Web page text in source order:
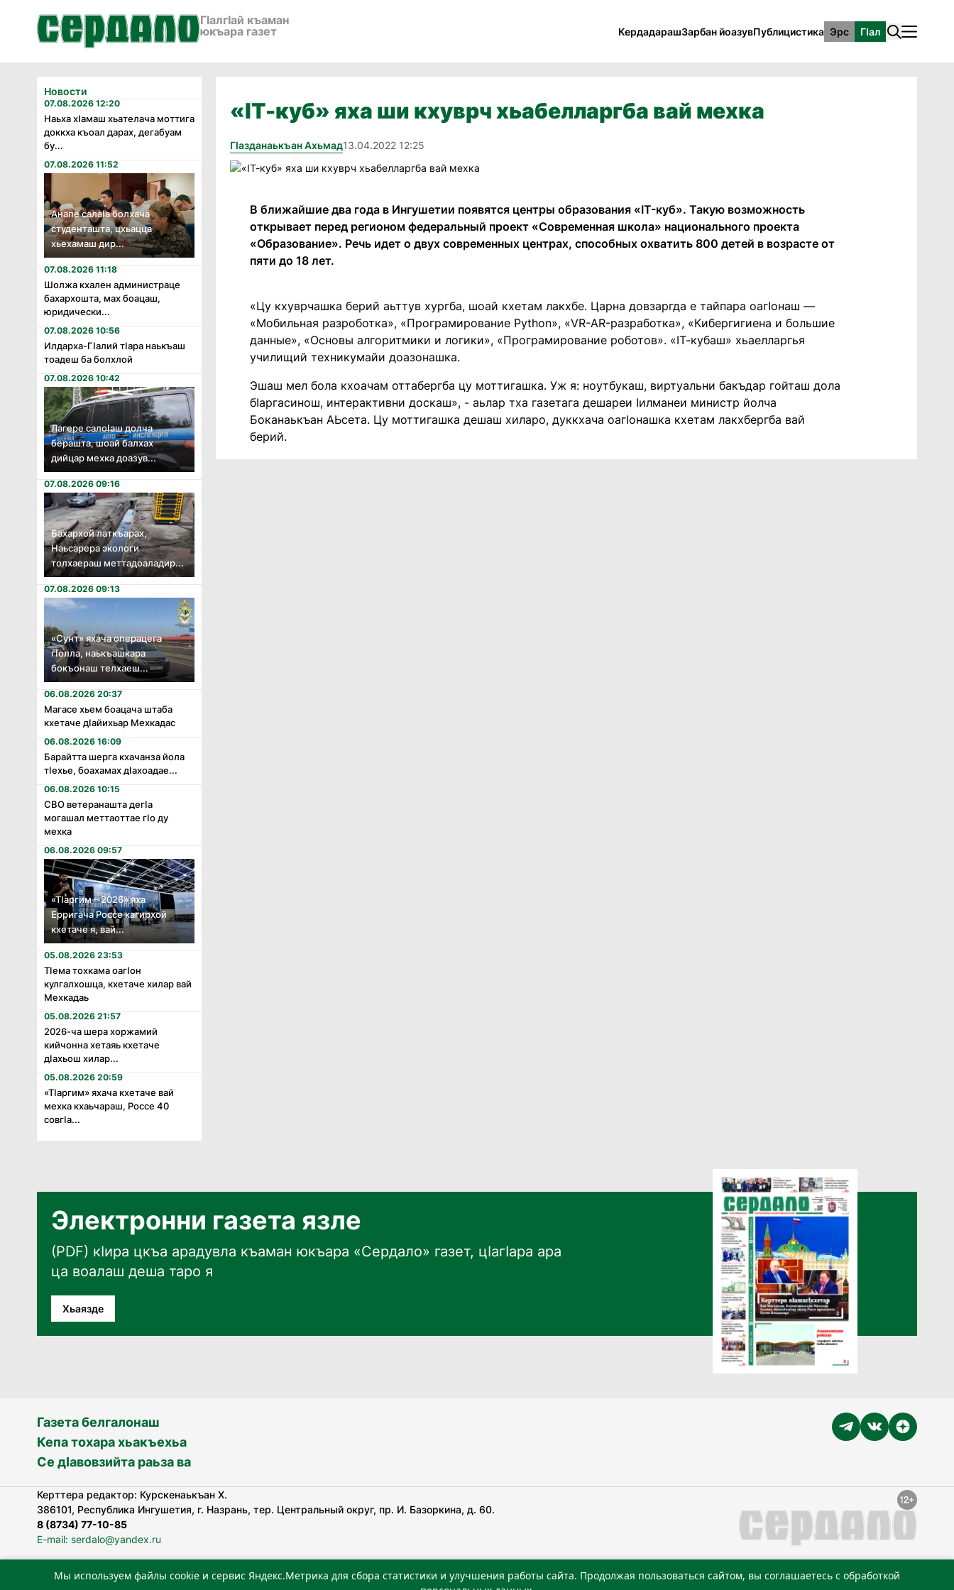
ГӀалгӀай къаман
юкъара газет
КердадарашЗарбан йоазувПублицистика Эрс ГӀал
Новости
07.08.2026 12:20
Наьха хӏамаш хьателача моттига
доккха къоал дарах, дегабуам
бу...
07.08.2026 11:52
Анапе салаӏа болхача
студенташта, цхьацца
хьехамаш дир...
07.08.2026 11:18
Шолжа кхален администраце
бахархошта, мах боацаш,
юридически...
07.08.2026 10:56
Илдарха-Гӏалий тӏара наькъаш
тоадеш ба болхлой
07.08.2026 10:42
Лагере салоӏаш долча
берашта, шоай балхах
дийцар мехка доазув...
07.08.2026 09:16
Бахархой латкъарах,
Наьсарера экологи
толхаераш меттадоаладир...
07.08.2026 09:13
«Сунт» яхача операцега
гӏолла, наькъашкара
бокъонаш телхаеш...
06.08.2026 20:37
Магасе хьем боацача штаба
кхетаче дӏайихьар Мехкадас
06.08.2026 16:09
Барайтта шерга кхачанза йола
тӏехье, боахамах дӏахоадае...
06.08.2026 10:15
СВО ветеранашта дегӏа
могашал меттаоттае гӏо ду
мехка
06.08.2026 09:57
«Тӏаргим – 2026» яха
Ерригача Россе кагирхой
кхетаче я, вай...
05.08.2026 23:53
Тӏема тохкама оагӏон
кулгалхошца, кхетаче хилар вай
Мехкадаь
05.08.2026 21:57
2026-ча шера хоржамий
кийчонна хетаяь кхетаче
дӏахьош хилар...
05.08.2026 20:59
«Тӏаргим» яхача кхетаче вай
мехка кхаьчараш, Россе 40
совгӏа...
«IТ-куб» яха ши кхуврч хьабелларгба вай мехка
Гӏазданаькъан Ахьмад13.04.2022 12:25
В ближайшие два года в Ингушетии появятся центры образования «IT-куб». Такую возможность
открывает перед регионом федеральный проект «Современная школа» национального проекта
«Образование». Речь идет о двух современных центрах, способных охватить 800 детей в возрасте от
пяти до 18 лет.
«Цу кхуврчашка берий аьттув хургба, шоай кхетам лакхбе. Царна довзаргда е тайпара оагIонаш —
«Мобильная разроботка», «Програмирование Python», «VR-AR-разработка», «Кибергигиена и большие
данные», «Основы алгоритмики и логики», «Програмирование роботов». «IТ-кубаш» хьаелларгья
училищий техникумайи доазонашка.
Эшаш мел бола кхоачам оттабергба цу моттигашка. Уж я: ноутбукаш, виртуальни бакъдар гойташ дола
бIаргасинош, интерактивни доскаш», - аьлар тха газетага дешареи Iилманеи министр йолча
Боканаькъан АЬсета. Цу моттигашка дешаш хиларо, дуккхача оагIонашка кхетам лакхбергба вай
берий.
Электронни газета язле
(PDF) кӀира цкъа арадувла къаман юкъара «Сердало» газет, цӀагӀара ара
ца воалаш деша таро я
Хьаязде
Газета белгалонаш
Кепа тохара хьакъехьа
Се дӀавовзийта раьза ва
Керттера редактор: Курскенаькъан Х.
386101, Республика Ингушетия, г. Назрань, тер. Центральный округ, пр. И. Базоркина, д. 60.
8 (8734) 77-10-85
E-mail: serdalo@yandex.ru
«Сердало» газета арадувлар чIоагIдаьд бувзамеи, хоам беча гIирсаштеи, цар дуккхача тайпаштеи тIахьожам
Мы используем файлы cookie и сервис Яндекс.Метрика для сбора статистики и улучшения работы сайта. Продолжая пользоваться сайтом, вы соглашаетесь с обработкой